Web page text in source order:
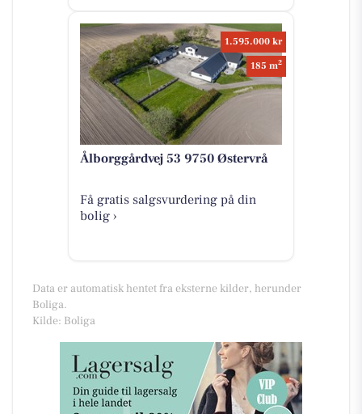
1.595.000 kr
185 m2
Ålborggårdvej 53 9750 Østervrå
Få gratis salgsvurdering på din
bolig ›
Data er automatisk hentet fra eksterne kilder, herunder
Boliga.
Kilde: Boliga